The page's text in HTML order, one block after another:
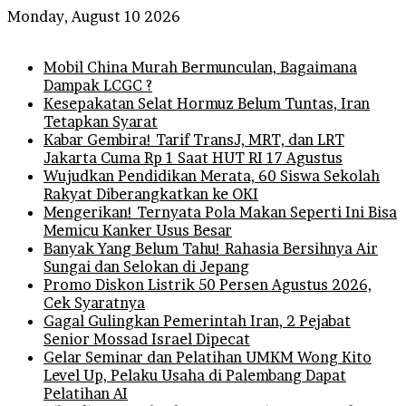
Monday, August 10 2026
Mobil China Murah Bermunculan, Bagaimana
Dampak LCGC ?
Kesepakatan Selat Hormuz Belum Tuntas, Iran
Tetapkan Syarat
Kabar Gembira! Tarif TransJ, MRT, dan LRT
Jakarta Cuma Rp 1 Saat HUT RI 17 Agustus
Wujudkan Pendidikan Merata, 60 Siswa Sekolah
Rakyat Diberangkatkan ke OKI
Mengerikan! Ternyata Pola Makan Seperti Ini Bisa
Memicu Kanker Usus Besar
Banyak Yang Belum Tahu! Rahasia Bersihnya Air
Sungai dan Selokan di Jepang
Promo Diskon Listrik 50 Persen Agustus 2026,
Cek Syaratnya
Gagal Gulingkan Pemerintah Iran, 2 Pejabat
Senior Mossad Israel Dipecat
Gelar Seminar dan Pelatihan UMKM Wong Kito
Level Up, Pelaku Usaha di Palembang Dapat
Pelatihan AI